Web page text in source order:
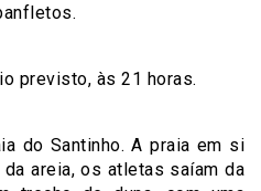
previsto, às 21 horas.
do Santinho. A praia em si
areia, os atletas saíam da